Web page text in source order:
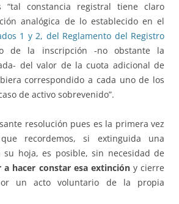
“tal constancia registral tiene claro
analógica de lo establecido en el
1 y 2, del Reglamento del Registro
de la inscripción -no obstante la
del valor de la cuota adicional de
correspondido a cada uno de los
de activo sobrevenido”.
resolución pues es la primera vez
recordemos, si extinguida una
su hoja, es posible, sin necesidad de
a hacer constar esa extincióny cierre
un acto voluntario de la propia